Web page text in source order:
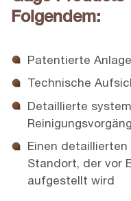
Folgendem:
Patentierte
Technische
Detaillierte
Einen
Standort, der vor
aufgestellt wird